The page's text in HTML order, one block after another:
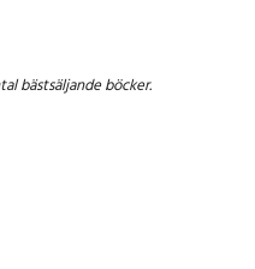
bästsäljande böcker.